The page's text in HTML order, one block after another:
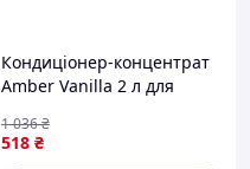
Кондиціонер-концентрат
Amber Vanilla 2 л для
для м'якості та свіжості
білизни
518 ₴
1 036₴